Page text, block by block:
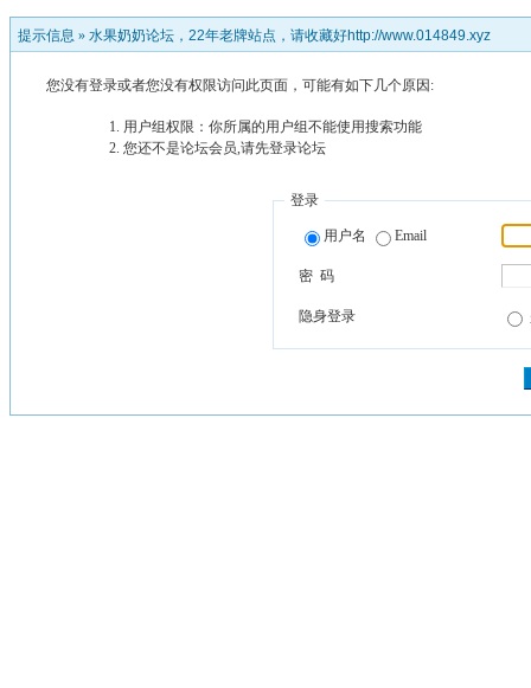
提示信息 » 水果奶奶论坛，22年老牌站点，请收藏好http://www.014849.xyz
您没有登录或者您没有权限访问此页面，可能有如下几个原因:
用户组权限：你所属的用户组不能使用搜索功能
您还不是论坛会员,请先登录论坛
登录
用户名 Email
密 码
隐身登录